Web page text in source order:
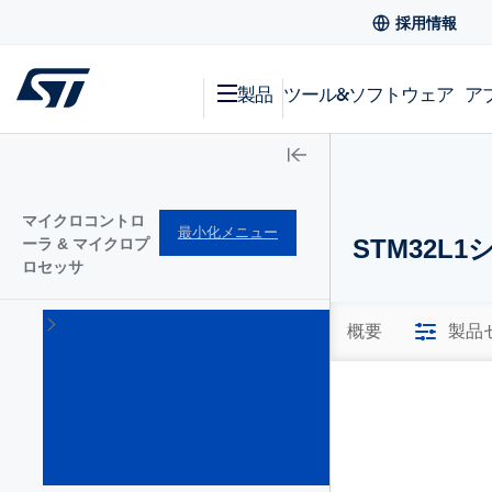
採用情報
製品 ツール&ソフトウェア ア
マイクロコントロ
ーラ & マイクロプ
ロセッサ
最小化メニュー
STM32
Arm
Cortex
STM32L1
概要 製品